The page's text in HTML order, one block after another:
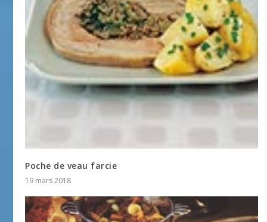
Poche de veau farcie
19 mars 2018